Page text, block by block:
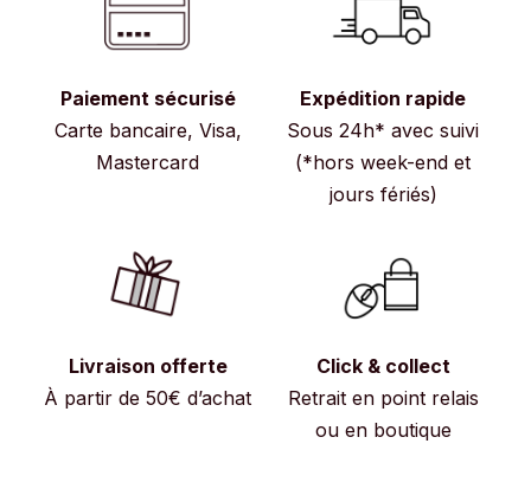
Paiement sécurisé
Carte bancaire, Visa,
Mastercard
Expédition rapide
Sous 24h* avec suivi
(*hors week-end et
jours fériés)
Livraison offerte
À partir de 50€ d’achat
Click & collect
Retrait en point relais
ou en boutique